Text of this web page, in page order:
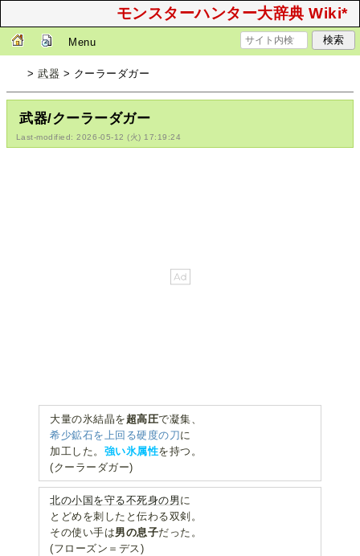
モンスターハンター大辞典 Wiki*
Menu
>武器 > クーラーダガー
武器/クーラーダガー
Last-modified: 2026-05-12 (火) 17:19:24
大量の氷結晶を超高圧で凝集、
希少鉱石を上回る硬度の刀に
加工した。 強い氷属性を持つ。
(クーラーダガー)
北の小国を守る不死身の男 に
とどめを刺したと伝わる双剣。
その使い手は男の息子だった。
(フローズン＝デス)